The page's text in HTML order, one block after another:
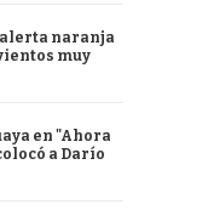
naranja
muy
en "Ahora
a Darío